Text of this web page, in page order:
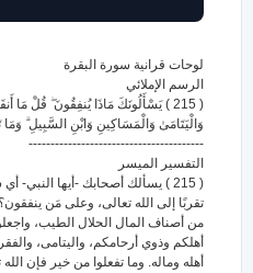
لوحات قرانية سورة البقرة
الرسم الإملائي
( 215 ) يَسْأَلُونَكَ مَاذَا يُنفِقُونَ ۖ قُلْ مَا
وَالْيَتَامَىٰ وَالْمَسَاكِينِ وَابْنِ السَّبِيلِ ۗ وَمَا
----------------------------------------
التفسير الميسر
( 215 ) يسألك أصحابك -أيها النبي-
تقربًا إلى الله تعالى، وعلى مَن
من أصناف المال الحلال الطيب،
أهلكم وذوي أرحامكم، واليتامى،
أهله وماله. وما تفعلوا من خير فإن الله